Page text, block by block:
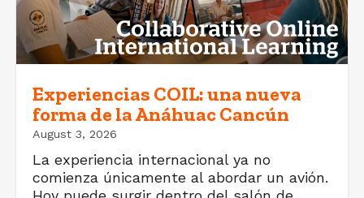
Experiencias COIL: una nueva
forma de la Anáhuac Cancún
August 3, 2026
La experiencia internacional ya no
comienza únicamente al abordar un avión.